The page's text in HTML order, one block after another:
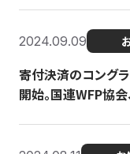
2024.09.09
寄付決済のコングラ
開始。国連WFP協会